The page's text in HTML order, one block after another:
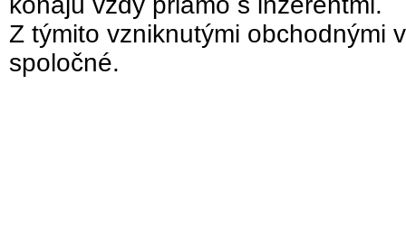
Z týmito vzniknutými obchodnými
spoločné.